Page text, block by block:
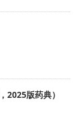
2025版药典）